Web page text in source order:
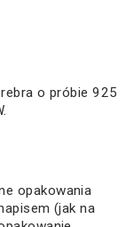
o próbie 925
opakowania
(jak na